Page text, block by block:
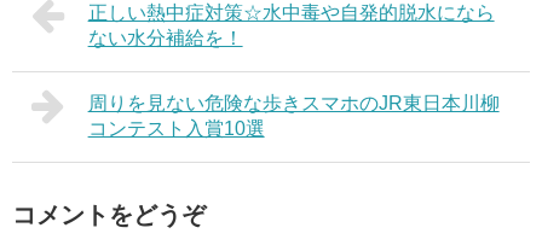
正しい熱中症対策☆水中毒や自発的脱水になら
ない水分補給を！
周りを見ない危険な歩きスマホのJR東日本川柳
コンテスト入賞10選
コメントをどうぞ